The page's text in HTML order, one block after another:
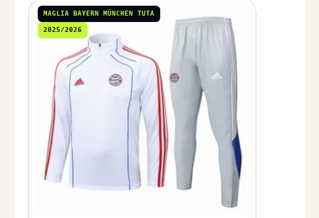
MAGLIA BAYERN MÜNCHEN TUTA
2025/2026